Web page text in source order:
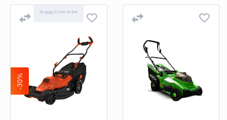
22 დღე 23 სთ 24 წთ
-30%